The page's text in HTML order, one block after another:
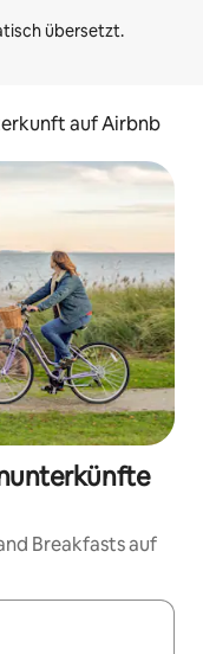
auf Airbnb
Breakfasts auf
mit den